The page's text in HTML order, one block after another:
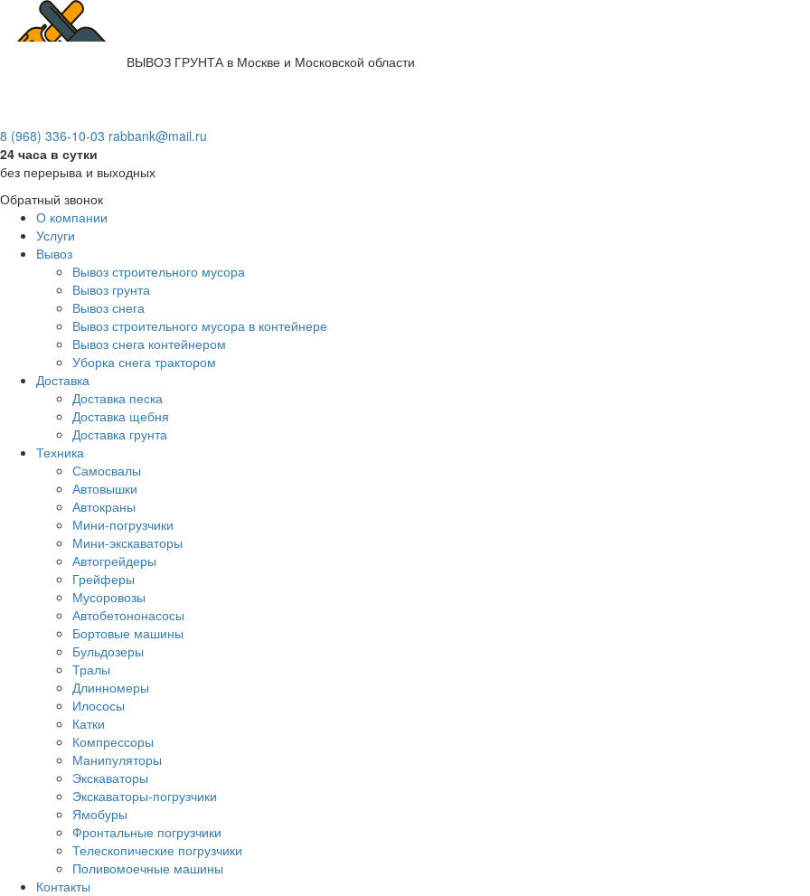
ВЫВОЗ ГРУНТА в Москве и Московской области
8 (968) 336-10-03 rabbank@mail.ru
24 часа в сутки
без перерыва и выходных
Обратный звонок
О компании
Услуги
Вывоз
Вывоз строительного мусора
Вывоз грунта
Вывоз снега
Вывоз строительного мусора в контейнере
Вывоз снега контейнером
Уборка снега трактором
Доставка
Доставка песка
Доставка щебня
Доставка грунта
Техника
Самосвалы
Автовышки
Автокраны
Мини-погрузчики
Мини-экскаваторы
Автогрейдеры
Грейферы
Мусоровозы
Автобетононасосы
Бортовые машины
Бульдозеры
Тралы
Длинномеры
Илососы
Катки
Компрессоры
Манипуляторы
Экскаваторы
Экскаваторы-погрузчики
Ямобуры
Фронтальные погрузчики
Телескопические погрузчики
Поливомоечные машины
Контакты